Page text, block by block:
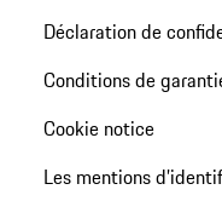
Déclaration de
Conditions de
Cookie notice
Les mentions